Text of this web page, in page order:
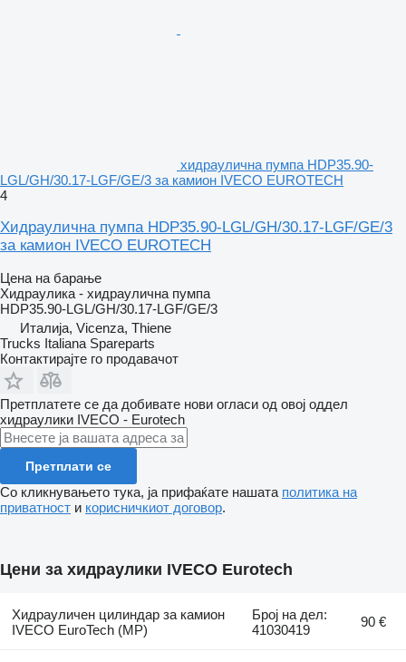
хидраулична пумпа HDP35.90-
LGL/GH/30.17-LGF/GE/3 за камион IVECO EUROTECH
4
Хидраулична пумпа HDP35.90-LGL/GH/30.17-LGF/GE/3
за камион IVECO EUROTECH
Цена на барање
Хидраулика - хидраулична пумпа
HDP35.90-LGL/GH/30.17-LGF/GE/3
Италија, Vicenza, Thiene
Trucks Italiana Spareparts
Контактирајте го продавачот
Претплатете се да добивате нови огласи од овој оддел
хидраулики IVECO - Eurotech
Претплати се
Со кликнувањето тука, ја прифаќате нашата политика на
приватност и корисничкиот договор.
Цени за хидраулики IVECO Eurotech
Хидрауличен цилиндар за камион
IVECO EuroTech (MP)
Број на дел:
41030419
90 €